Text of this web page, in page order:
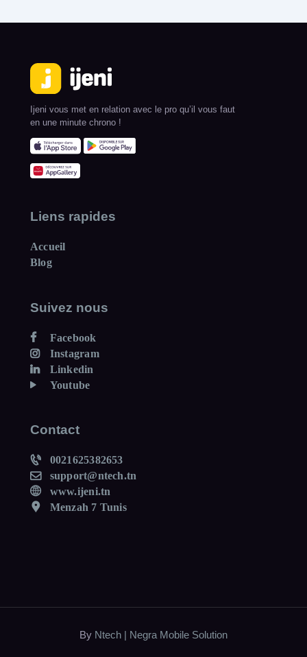
Ijeni vous met en relation avec le pro qu’il vous faut
en une minute chrono !
Liens rapides
Accueil
Blog
Suivez nous
Facebook
Instagram
Linkedin
Youtube
Contact
0021625382653
support@ntech.tn
www.ijeni.tn
Menzah 7 Tunis
By Ntech | Negra Mobile Solution